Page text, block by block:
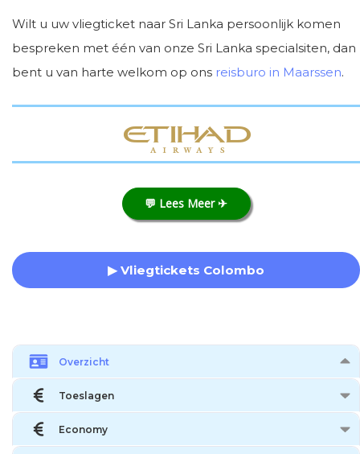
Wilt u uw vliegticket naar Sri Lanka persoonlijk komen
bespreken met één van onze Sri Lanka specialsiten, dan
bent u van harte welkom op ons reisburo in Maarssen.
💬 Lees Meer ✈
▶ Vliegtickets Colombo
Overzicht
Toeslagen
Economy